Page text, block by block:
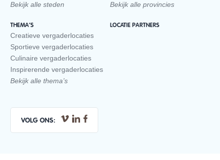
Bekijk alle steden
Bekijk alle provincies
THEMA’S
Creatieve vergaderlocaties
Sportieve vergaderlocaties
Culinaire vergaderlocaties
Inspirerende vergaderlocaties
Bekijk alle thema’s
LOCATIE PARTNERS
VOLG ONS: